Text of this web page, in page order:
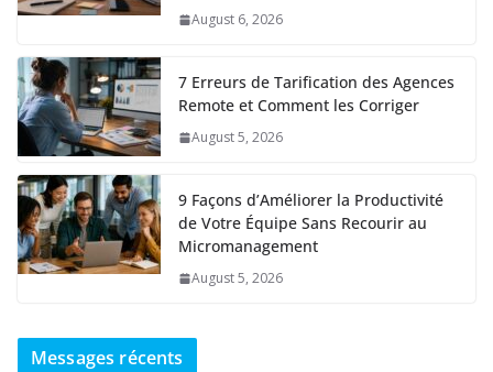
August 6, 2026
7 Erreurs de Tarification des Agences
Remote et Comment les Corriger
August 5, 2026
9 Façons d’Améliorer la Productivité
de Votre Équipe Sans Recourir au
Micromanagement
August 5, 2026
Messages récents